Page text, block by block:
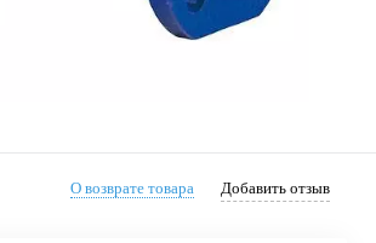
О возврате товара Добавить отзыв